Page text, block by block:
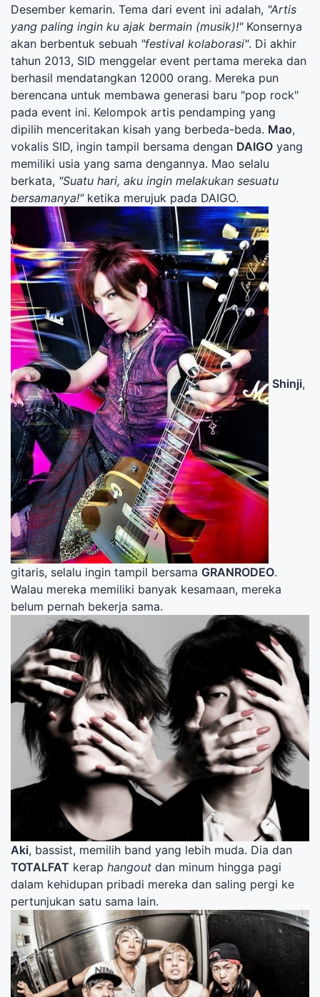
Desember kemarin. Tema dari event ini adalah, "Artis
yang paling ingin ku ajak bermain (musik)!"Konsernya
akan berbentuk sebuah "festival kolaborasi". Di akhir
tahun 2013, SID menggelar event pertama mereka dan
berhasil mendatangkan 12000 orang. Mereka pun
berencana untuk membawa generasi baru "pop rock"
pada event ini. Kelompok artis pendamping yang
dipilih menceritakan kisah yang berbeda-beda. Mao,
vokalis SID, ingin tampil bersama dengan DAIGO yang
memiliki usia yang sama dengannya. Mao selalu
berkata, "Suatu hari, aku ingin melakukan sesuatu
bersamanya!"ketika merujuk pada DAIGO.
Shinji,
gitaris, selalu ingin tampil bersama GRANRODEO.
Walau mereka memiliki banyak kesamaan, mereka
belum pernah bekerja sama.
Aki, bassist, memilih band yang lebih muda. Dia dan
TOTALFAT kerap hangout dan minum hingga pagi
dalam kehidupan pribadi mereka dan saling pergi ke
pertunjukan satu sama lain.